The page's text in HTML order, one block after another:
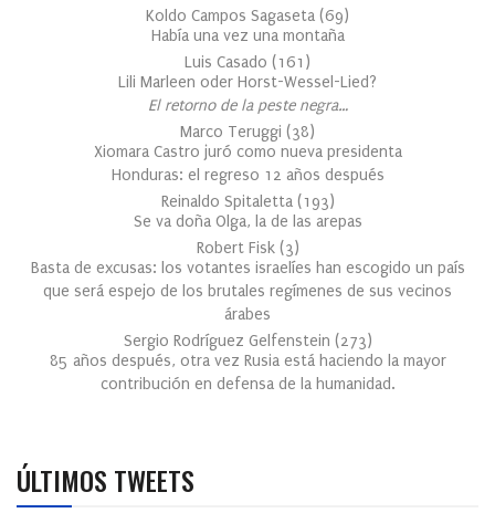
Koldo Campos Sagaseta (69)
Había una vez una montaña
Luis Casado (161 )
Lili Marleen oder Horst-Wessel-Lied?
El retorno de la peste negra…
Marco Teruggi (38)
Xiomara Castro juró como nueva presidenta
Honduras: el regreso 12 años después
Reinaldo Spitaletta (193)
Se va doña Olga, la de las arepas
Robert Fisk (3)
Basta de excusas: los votantes israelíes han escogido un país
que será espejo de los brutales regímenes de sus vecinos
árabes
Sergio Rodríguez Gelfenstein (273)
85 años después, otra vez Rusia está haciendo la mayor
contribución en defensa de la humanidad.
ÚLTIMOS TWEETS